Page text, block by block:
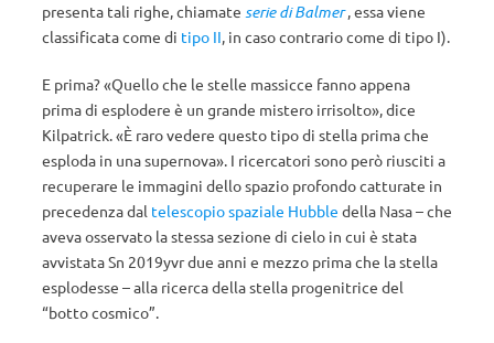
presenta tali righe, chiamate serie di Balmer, essa viene
classificata come di tipo II, in caso contrario come di tipo I).
E prima? «Quello che le stelle massicce fanno appena
prima di esplodere è un grande mistero irrisolto», dice
Kilpatrick. «È raro vedere questo tipo di stella prima che
esploda in una supernova». I ricercatori sono però riusciti a
recuperare le immagini dello spazio profondo catturate in
precedenza dal telescopio spaziale Hubble della Nasa – che
aveva osservato la stessa sezione di cielo in cui è stata
avvistata Sn 2019yvr due anni e mezzo prima che la stella
esplodesse – alla ricerca della stella progenitrice del
“botto cosmico”.